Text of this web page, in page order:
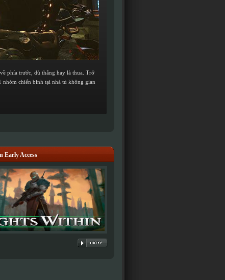
phía trước, dù thắng hay là thua. Trở
nhóm chiến binh tại nhà tù không gian
Early Access